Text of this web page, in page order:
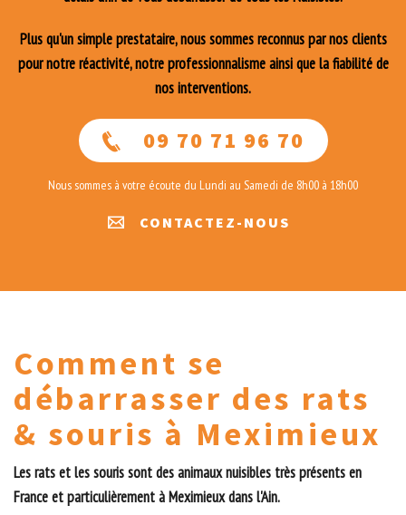
Plus qu'un simple prestataire, nous sommes reconnus par nos clients
pour notre réactivité, notre professionnalisme ainsi que la fiabilité de
nos interventions.
09 70 71 96 70
Nous sommes à votre écoute du Lundi au Samedi de 8h00 à 18h00
CONTACTEZ-NOUS
Comment se
débarrasser des rats
& souris à Meximieux
Les rats et les souris sont des animaux nuisibles très présents en
France et particulièrement à Meximieux dans l'Ain.